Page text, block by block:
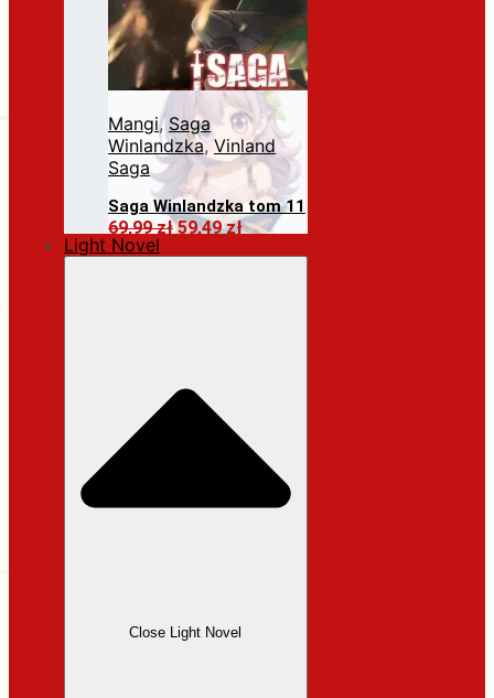
Mangi, Saga
Winlandzka, Vinland
Saga
Saga Winlandzka tom 11
69,99złPierwotna
59,49złAktualna
Dodaj do koszyka
Light Novel
Close Light Novel